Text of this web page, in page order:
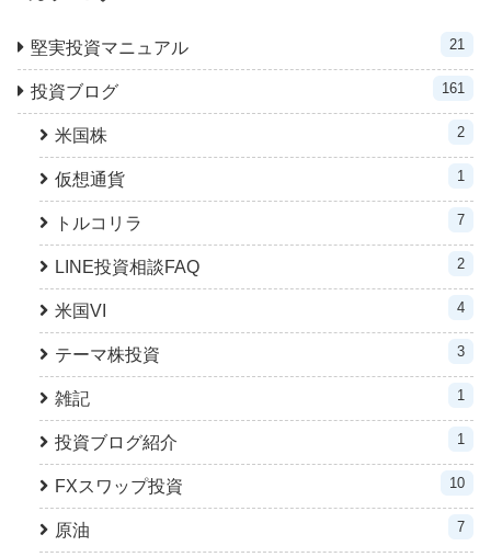
堅実投資マニュアル 21
投資ブログ 161
米国株 2
仮想通貨 1
トルコリラ 7
LINE投資相談FAQ 2
米国VI 4
テーマ株投資 3
雑記 1
投資ブログ紹介 1
FXスワップ投資 10
原油 7